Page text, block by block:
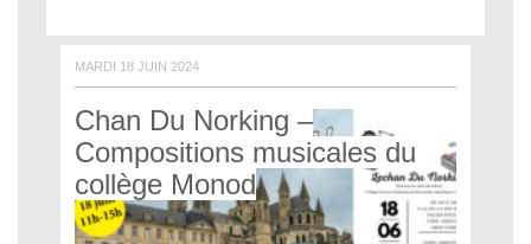
MARDI 18 JUIN 2024
Chan Du Norking –
Compositions musicales du
collège Monod